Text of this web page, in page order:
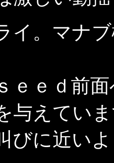
イ。マナ
ｅｅｄ前
与えてい
びに近い